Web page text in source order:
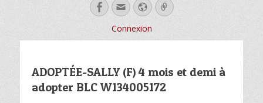
Facebook
EmailSite
web
Link
Connexion
ADOPTÉE-SALLY (F) 4 mois et demi à
adopter BLC W134005172